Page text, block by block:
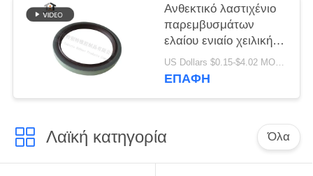
εσωτερικό
περιστροφικό
παρέμβυσμα ελαίου
Ανθεκτικό λαστιχένιο
παρεμβυσμάτων
ελαίου ενιαίο χειλικής
φυματίωσης τύπων
ποιοτικό υλικό
US Dollars $0.15-$4.02 MOQ:20pcs
ΕΠΑΦΉ
Λαϊκή κατηγορία Όλα